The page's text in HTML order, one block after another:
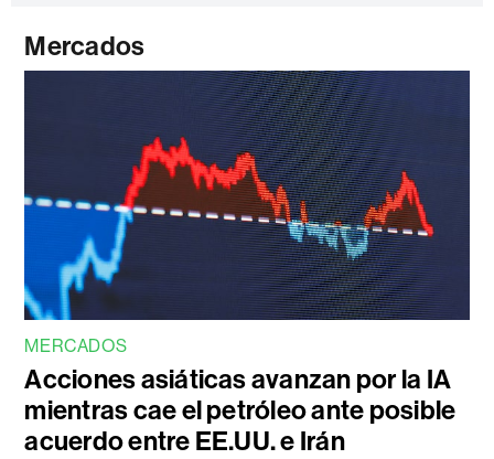
Mercados
MERCADOS
Acciones asiáticas avanzan por la IA
mientras cae el petróleo ante posible
acuerdo entre EE.UU. e Irán